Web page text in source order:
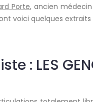
Porte, ancien
voici quelques extraits
: LES